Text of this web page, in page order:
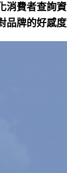
消費者查詢
品牌的好感